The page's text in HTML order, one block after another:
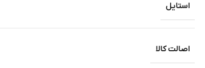
استایل
اصالت کالا